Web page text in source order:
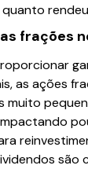
frações
as ações
muito
são